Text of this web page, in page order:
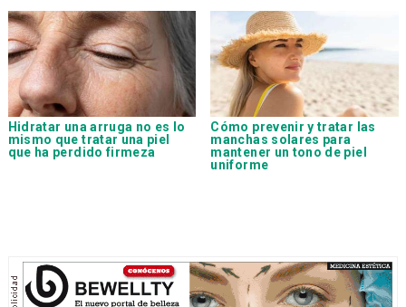
Hidratar una arruga no es lo
mismo que tratar una piel
que ha perdido firmeza
Cómo prevenir y tratar las
manchas solares para
mantener un tono de piel
uniforme